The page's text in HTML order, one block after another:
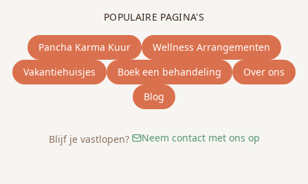
POPULAIRE PAGINA'S
Pancha Karma Kuur
Wellness Arrangementen
Vakantiehuisjes
Boek een behandeling
Over ons
Blog
Blijf je vastlopen? Neem contact met ons op